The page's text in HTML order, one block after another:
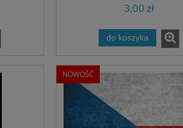
3,00 zł
do koszyka
NOWOŚĆ